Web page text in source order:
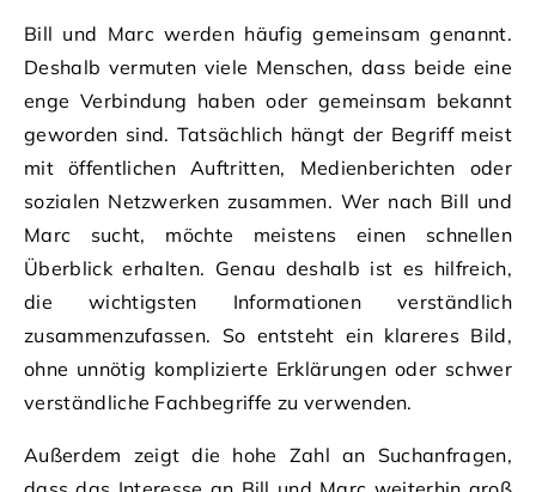
Bill und Marc werden häufig gemeinsam genannt.
Deshalb vermuten viele Menschen, dass beide eine
enge Verbindung haben oder gemeinsam bekannt
geworden sind. Tatsächlich hängt der Begriff meist
mit öffentlichen Auftritten, Medienberichten oder
sozialen Netzwerken zusammen. Wer nach Bill und
Marc sucht, möchte meistens einen schnellen
Überblick erhalten. Genau deshalb ist es hilfreich,
die wichtigsten Informationen verständlich
zusammenzufassen. So entsteht ein klareres Bild,
ohne unnötig komplizierte Erklärungen oder schwer
verständliche Fachbegriffe zu verwenden.
Außerdem zeigt die hohe Zahl an Suchanfragen,